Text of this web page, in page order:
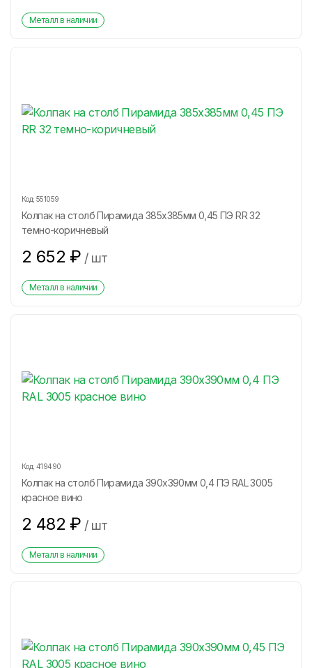
Металл в наличии
Код: 551059
Колпак на столб Пирамида 385х385мм 0,45 ПЭ RR 32
темно-коричневый
2 652 ₽ / шт
Металл в наличии
Код: 419490
Колпак на столб Пирамида 390х390мм 0,4 ПЭ RAL 3005
красное вино
2 482 ₽ / шт
Металл в наличии